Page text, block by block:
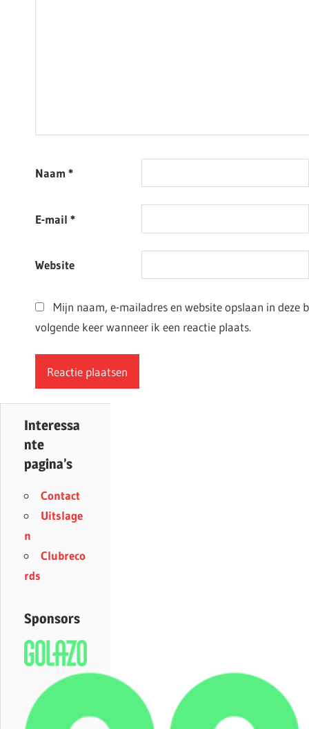
Naam *
E-mail *
Website
Mijn naam, e-mailadres en website opslaan in deze
volgende keer wanneer ik een reactie plaats.
Interessa
nte
pagina’s
Contact
Uitslage
n
Clubreco
rds
Sponsors